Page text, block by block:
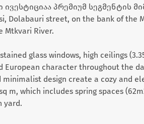
პრემიუმ სეგმენტის
Dolabauri street, on the bank of the
Mtkvari River.
glass windows, high ceilings
character throughout the
design create a cozy and
m, which includes spring spaces
yard.